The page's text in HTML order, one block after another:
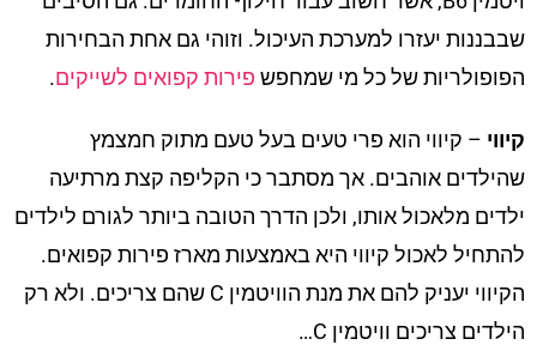
שבבננות יעזרו למערכת העיכול. וזוהי גם אחת הבחירות
הפופולריות של כל מי שמחפש פירות קפואים לשייקים.
קיווי – קיווי הוא פרי טעים בעל טעם מתוק חמצמץ
שהילדים אוהבים. אך מסתבר כי הקליפה קצת מרתיעה
ילדים מלאכול אותו, ולכן הדרך הטובה ביותר לגורם לילדים
להתחיל לאכול קיווי היא באמצעות מארז פירות קפואים.
הקיווי יעניק להם את מנת הוויטמין C שהם צריכים. ולא רק
הילדים צריכים וויטמין C…